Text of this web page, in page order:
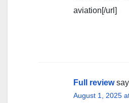
aviation[/url]
Full review
August 1, 2025